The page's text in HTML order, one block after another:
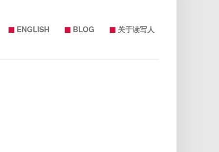
◼ ENGLISH ◼ BLOG ◼ 关于读写人